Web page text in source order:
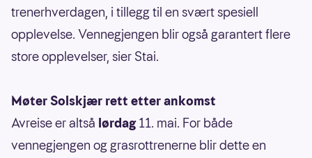
trenerhverdagen, i tillegg til en svært spesiell
opplevelse. Vennegjengen blir også garantert flere
store opplevelser, sier Stai.
Møter Solskjær rett etter ankomst
Avreise er altså lørdag11. mai. For både
vennegjengen og grasrottrenerne blir dette en